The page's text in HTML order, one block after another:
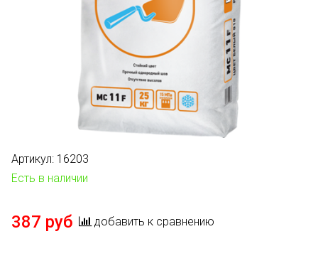
Артикул: 16203
Есть в наличии
387 руб добавить к сравнению